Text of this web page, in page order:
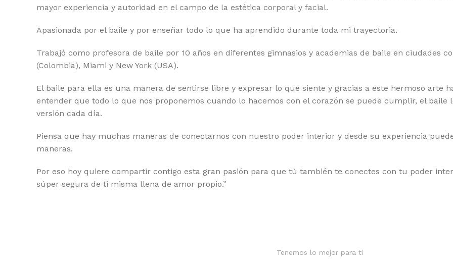
mayor experiencia y autoridad en el campo de la estética corporal y facial.
Apasionada por el baile y por enseñar todo lo que ha aprendido durante toda mi trayectoria.
Trabajó como profesora de baile por 10 años en diferentes gimnasios y academias de baile en ciudades
(Colombia), Miami y New York (USA).
El baile para ella es una manera de sentirse libre y expresar lo que siente y gracias a este hermoso arte
entender que todo lo que nos proponemos cuando lo hacemos con el corazón se puede cumplir, el
versión cada día.
Piensa que hay muchas maneras de conectarnos con nuestro poder interior y desde su experiencia
maneras.
Por eso hoy quiere compartir contigo esta gran pasión para que tú también te conectes con tu poder
súper segura de ti misma llena de amor propio.”
Tenemos lo mejor para ti